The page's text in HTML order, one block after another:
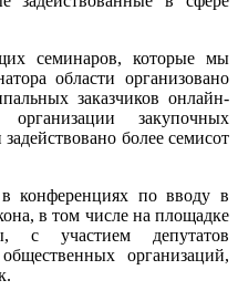
семинаров, которые мы
области организовано
заказчиков онлайн-
закупочных
более семисот
конференциях по вводу в
в том числе на площадке
с участием депутатов
организаций,